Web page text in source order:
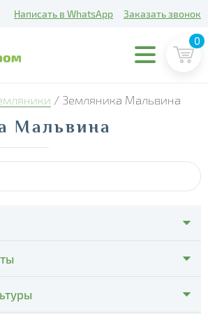
Написать в WhatsApp Заказать звонок
0
/ Земляника Мальвина
Мальвина
Yellow